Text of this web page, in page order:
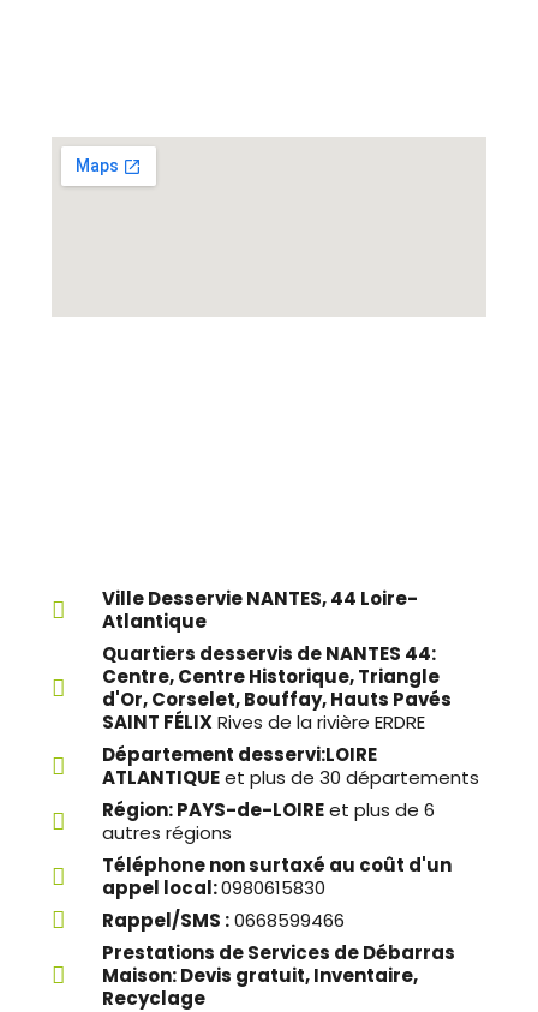
Ville Desservie NANTES, 44 Loire-
Atlantique
Quartiers desservis de NANTES 44:
Centre, Centre Historique, Triangle
d'Or, Corselet, Bouffay, Hauts Pavés
SAINT FÉLIX Rives de la rivière ERDRE
Département desservi:LOIRE
ATLANTIQUEet plus de 30 départements
Région: PAYS-de-LOIREet plus de 6
autres régions
Téléphone non surtaxé au coût d'un
appel local:0980615830
Rappel/SMS :0668599466
Prestations de Services de Débarras
Maison: Devis gratuit, Inventaire,
Recyclage